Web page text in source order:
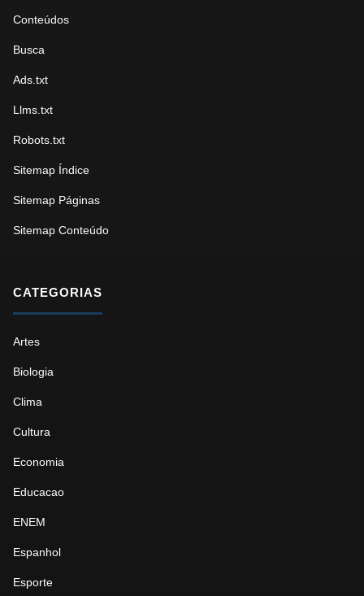
Conteúdos
Busca
Ads.txt
Llms.txt
Robots.txt
Sitemap Índice
Sitemap Páginas
Sitemap Conteúdo
CATEGORIAS
Artes
Biologia
Clima
Cultura
Economia
Educacao
ENEM
Espanhol
Esporte